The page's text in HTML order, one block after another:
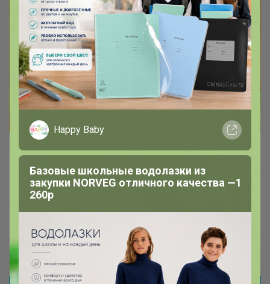
стильно
Изюминкой данных перчаток является
Натка
Happy Baby
Базовые школьные водолазки из
закупки NORVEG отличного качества —1
260р